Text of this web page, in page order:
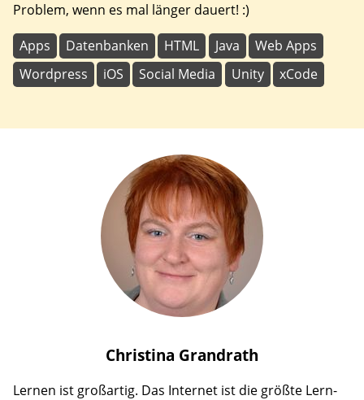
Problem, wenn es mal länger dauert! :)
Apps Datenbanken HTML Java
Web Apps
Wordpress
iOS Social Media Unity xCode
Christina Grandrath
Lernen ist großartig. Das Internet ist die größte Lern-